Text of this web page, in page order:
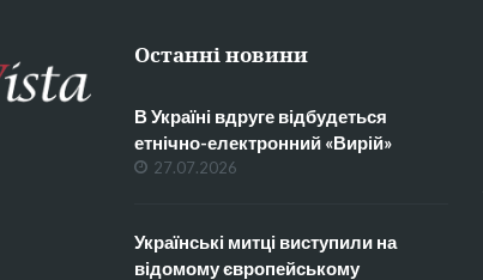
Останні новини
В Україні вдруге відбудеться
етнічно-електронний «Вирій»
27.07.2026
Українські митці виступили на
відомому європейському